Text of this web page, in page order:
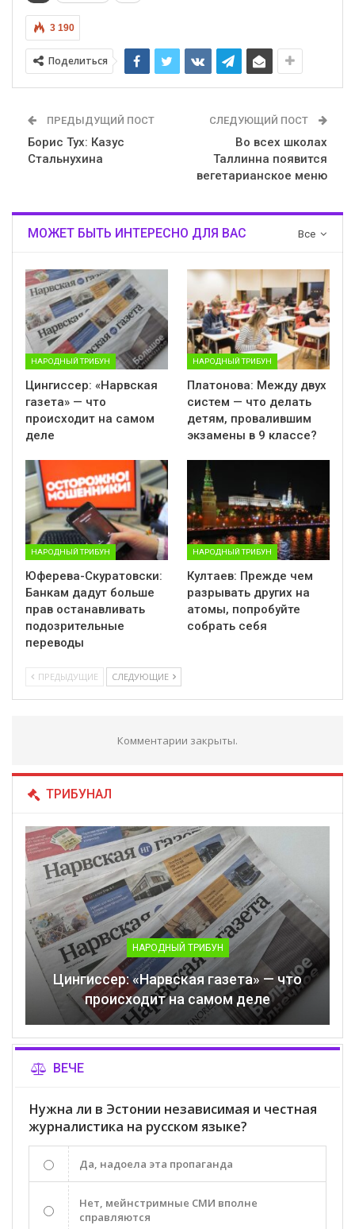
3 190
Поделиться
ПРЕДЫДУЩИЙ ПОСТ
Борис Тух: Казус
Стальнухина
СЛЕДУЮЩИЙ ПОСТ
Во всех школах
Таллинна появится
вегетарианское меню
Все
МОЖЕТ БЫТЬ ИНТЕРЕСНО ДЛЯ ВАС
НАРОДНЫЙ ТРИБУН
Цингиссер: «Нарвская
газета» — что
происходит на самом
деле
НАРОДНЫЙ ТРИБУН
Платонова: Между двух
систем — что делать
детям, провалившим
экзамены в 9 классе?
НАРОДНЫЙ ТРИБУН
Юферева-Скуратовски:
Банкам дадут больше
прав останавливать
подозрительные
переводы
НАРОДНЫЙ ТРИБУН
Култаев: Прежде чем
разрывать других на
атомы, попробуйте
собрать себя
ПРЕДЫДУЩИЕ СЛЕДУЮЩИЕ
Комментарии закрыты.
ТРИБУНАЛ
НАРОДНЫЙ ТРИБУН
Цингиссер: «Нарвская газета» — что
происходит на самом деле
ВЕЧЕ
Нужна ли в Эстонии независимая и честная
журналистика на русском языке?
Да, надоела эта пропаганда
Нет, мейнстримные СМИ вполне
справляются